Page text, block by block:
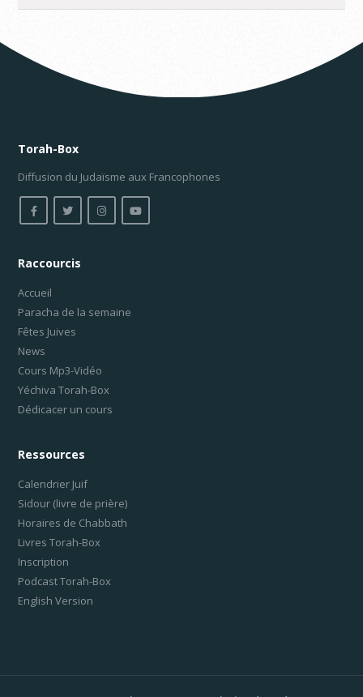
Torah-Box
Diffusion du Judaïsme aux Francophones
Raccourcis
Accueil
Paracha de la semaine
Fêtes Juives
News
Cours Mp3-Vidéo
Yéchiva Torah-Box
Dédicacer un cours
Ressources
Calendrier Juif
Sidour (livre de prière)
Horaires de Chabbath
Livres Torah-Box
Inscription
Podcast Torah-Box
English Version